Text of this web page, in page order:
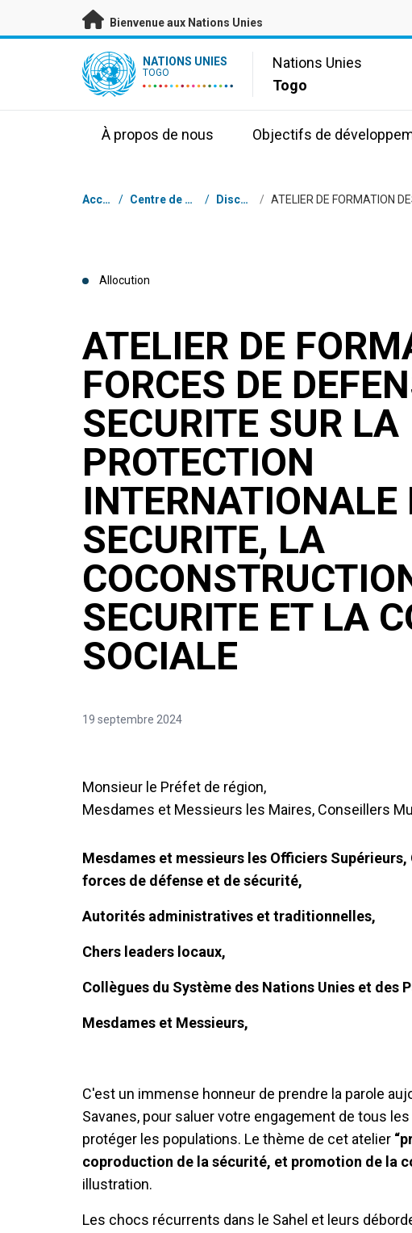
Passer au contenu principal
Bienvenue aux Nations Unies
UN Logo NATIONS UNIES
TOGO
Nations Unies
Togo
À propos de nous Objectifs de
Fil d'Ariane
Accueil / Centre de presse / Discours /
Allocution
ATELIER DE
FORCES DE
SECURITE SUR LA
PROTECTION
INTERNATIONALE
SECURITE, LA
SECURITE ET LA
SOCIALE
19 septembre 2024
Monsieur le Préfet de région,
Mesdames et Messieurs les Maires, Conseillers
Mesdames et messieurs les Officiers
forces de défense et de sécurité,
Autorités administratives et traditionnelles,
Chers leaders locaux,
Collègues du Système des Nations Unies et des
Mesdames et Messieurs,
C'est un immense honneur de prendre la parole
Savanes, pour saluer votre engagement de tous
protéger les populations. Le thème de cet atelier
coproduction de la sécurité, et promotion de la
illustration.
Les chocs récurrents dans le Sahel et leurs